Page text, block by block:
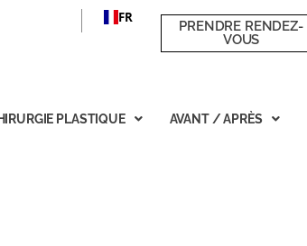
FR
PRENDRE RENDEZ-
VOUS
PLASTIQUE AVANT / APRÈS